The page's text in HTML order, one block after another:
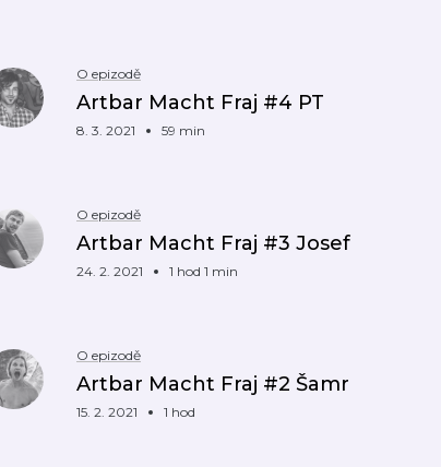
O epizodě
Artbar Macht Fraj #4 PT
8. 3. 2021 59 min
O epizodě
Artbar Macht Fraj #3 Josef
24. 2. 2021 1 hod 1 min
O epizodě
Artbar Macht Fraj #2 Šamr
15. 2. 2021 1 hod